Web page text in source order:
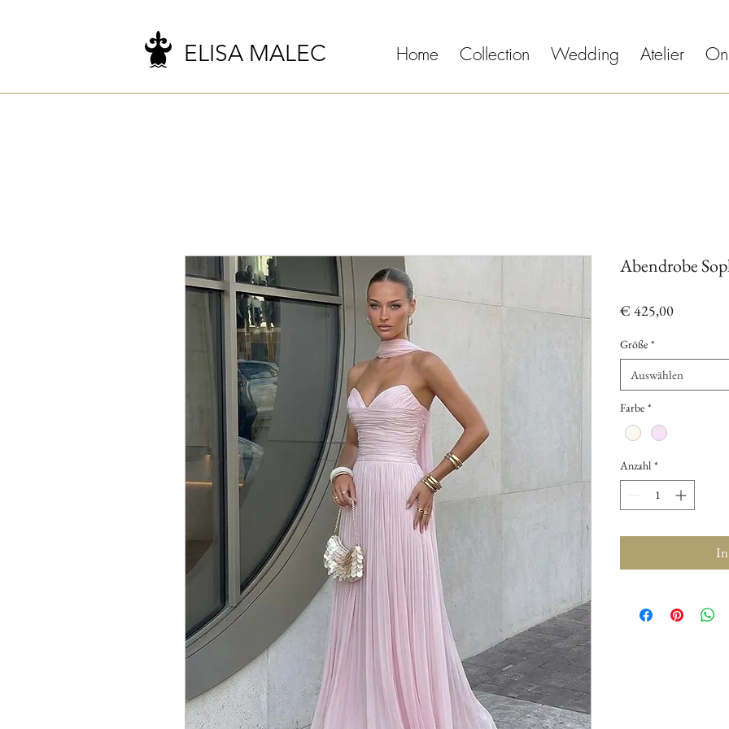
ELISA MALEC Home Collection Wedding Atelier
Abendrobe
€ 425,00Preis
Größe *
Auswählen
Farbe *
Anzahl *